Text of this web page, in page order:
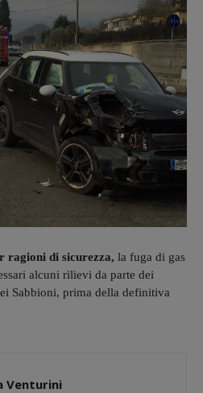
ragioni di sicurezza, la fuga di gas
alcuni rilievi da parte dei
Sabbioni, prima della definitiva
Venturini